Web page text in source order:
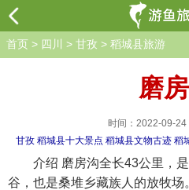
首页 > 四川 > 甘孜 > 稻城县旅游
磨
时间：2022-09-24
甘孜 稻城县十大景点 稻城县文物古迹 稻
介绍 磨房沟全长43公里，是
谷，也是桑堆乡藏族人的放牧